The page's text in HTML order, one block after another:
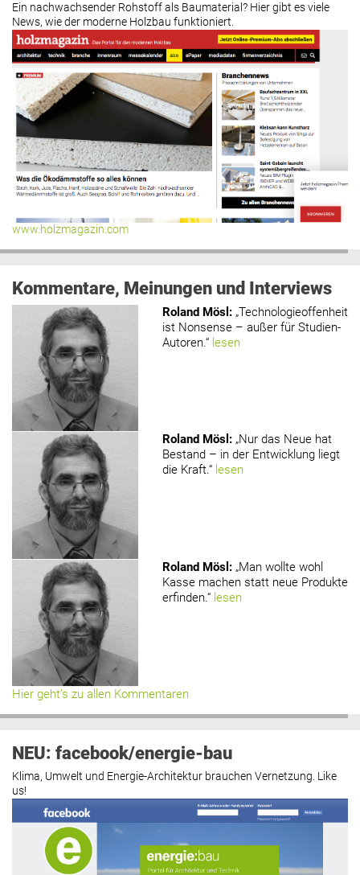
Ein nachwachsender Rohstoff als Baumaterial? Hier gibt es viele
News, wie der moderne Holzbau funktioniert.
www.holzmagazin.com
Kommentare, Meinungen und Interviews
Roland Mösl : „Technologieoffenheit
ist Nonsense – außer für Studien-
Autoren.“ lesen
Roland Mösl : „Nur das Neue hat
Bestand – in der Entwicklung liegt
die Kraft.“ lesen
Roland Mösl : „Man wollte wohl
Kasse machen statt neue Produkte
erfinden.“ lesen
Hier geht’s zu allen Kommentaren
NEU: facebook/energie-bau
Klima, Umwelt und Energie-Architektur brauchen Vernetzung. Like
us!